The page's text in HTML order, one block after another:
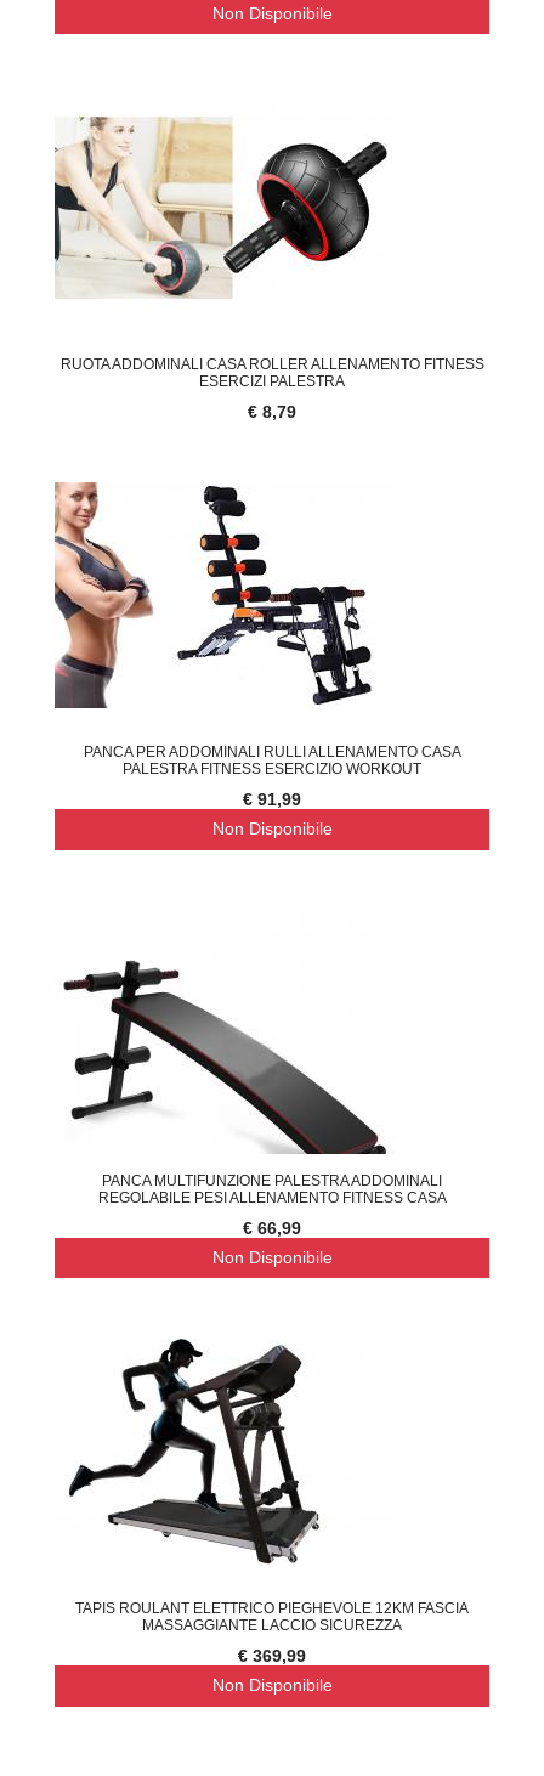
Non Disponibile
RUOTA ADDOMINALI CASA ROLLER ALLENAMENTO FITNESS
ESERCIZI PALESTRA
€ 8,79
PANCA PER ADDOMINALI RULLI ALLENAMENTO CASA
PALESTRA FITNESS ESERCIZIO WORKOUT
€ 91,99
Non Disponibile
PANCA MULTIFUNZIONE PALESTRA ADDOMINALI
REGOLABILE PESI ALLENAMENTO FITNESS CASA
€ 66,99
Non Disponibile
TAPIS ROULANT ELETTRICO PIEGHEVOLE 12KM FASCIA
MASSAGGIANTE LACCIO SICUREZZA
€ 369,99
Non Disponibile